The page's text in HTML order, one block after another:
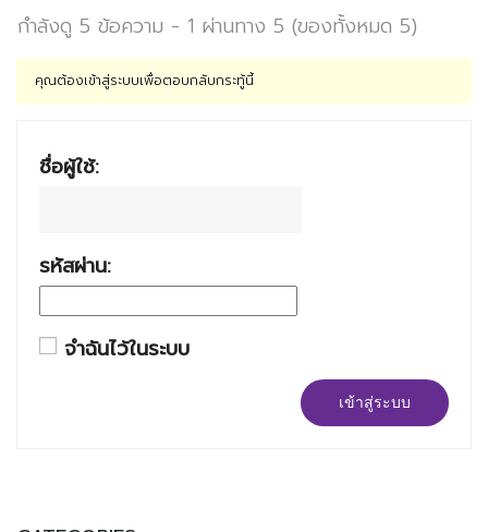
กำลังดู 5 ข้อความ - 1 ผ่านทาง 5 (ของทั้งหมด 5)
คุณต้องเข้าสู่ระบบเพื่อตอบกลับกระทู้นี้
ชื่อผู้ใช้:
รหัสผ่าน:
จำฉันไว้ในระบบ
เข้าสู่ระบบ